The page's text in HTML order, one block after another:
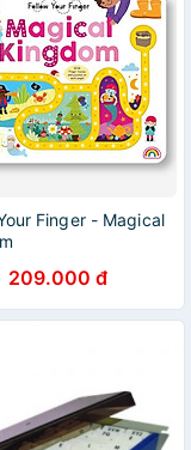
Finger - Magical
209.000 đ